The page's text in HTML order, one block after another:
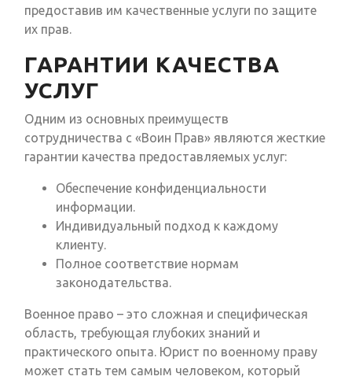
предоставив им качественные услуги по защите
их прав.
ГАРАНТИИ КАЧЕСТВА
УСЛУГ
Одним из основных преимуществ
сотрудничества с «Воин Прав» являются жесткие
гарантии качества предоставляемых услуг:
Обеспечение конфиденциальности
информации.
Индивидуальный подход к каждому
клиенту.
Полное соответствие нормам
законодательства.
Военное право – это сложная и специфическая
область, требующая глубоких знаний и
практического опыта. Юрист по военному праву
может стать тем самым человеком, который